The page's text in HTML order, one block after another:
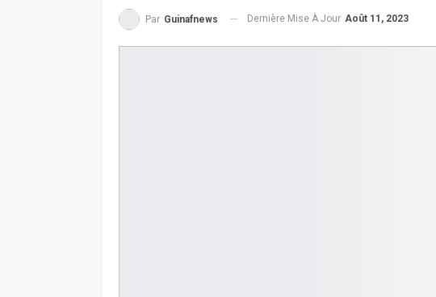
Par Guinafnews Dernière Mise À Jour Août 11, 2023